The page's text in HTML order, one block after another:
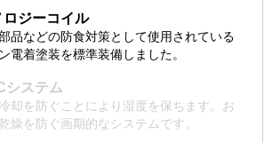
ロジーコイル
品などの防食対策として使用されている
電着塗装を標準装備しました。
システム
却を防ぐことにより湿度を保ちます。お
燥を防ぐ画期的なシステムです。